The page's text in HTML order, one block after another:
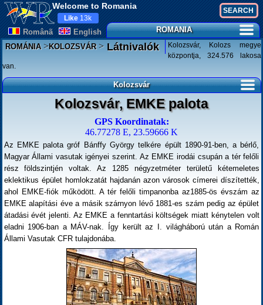
Welcome to Romania
Românã English
Like 13k
ROMANIA
ROMÁNIA>KOLOZSVÁR>Látnivalók
Kolozsvár, Kolozs megye
központja, 324.576 lakosa
van.
Kolozsvár
Kolozsvár, EMKE palota
GPS Koordinatak:
46.77278 E, 23.59666 K
Az EMKE palota gróf Bánffy György telkére épült 1890-91-ben, a bérlő,
Magyar Állami vasutak igényei szerint. Az EMKE irodái csupán a tér felőli
rész földszintjén voltak. Az 1285 négyzetméter területű kétemeletes
eklektikus épület homlokzatát hajdanán azon városok címerei díszítették,
ahol EMKE-fiók működött. A tér felőli timpanonba az1885-ös évszám az
EMKE alapítási éve a másik szárnyon lévő 1881-es szám pedig az épület
átadási évét jelenti. Az EMKE a fenntartási költségek miatt kénytelen volt
eladni 1906-ban a MÁV-nak. Így került az I. világháború után a Román
Állami Vasutak CFR tulajdonába.